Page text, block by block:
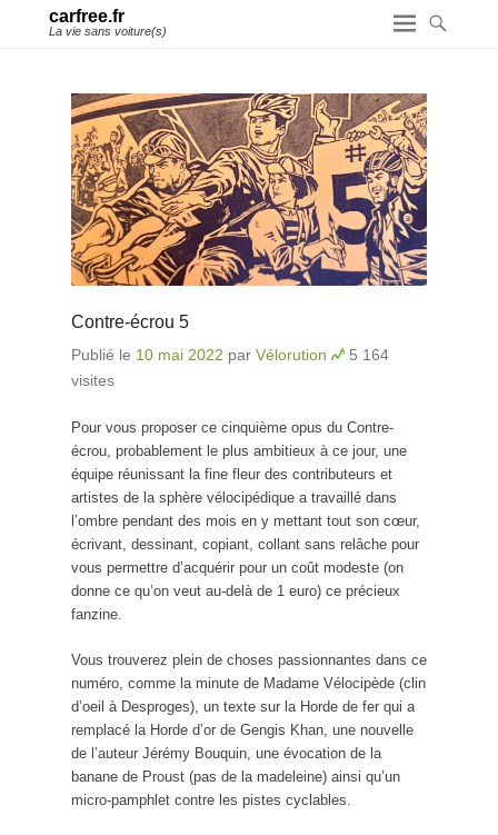
carfree.fr
La vie sans voiture(s)
Contre-écrou 5
Publié le 10 mai 2022 par Vélorution
5 164
visites
Pour vous proposer ce cinquième opus du Contre-
écrou, probablement le plus ambitieux à ce jour, une
équipe réunissant la fine fleur des contributeurs et
artistes de la sphère vélocipédique a travaillé dans
l’ombre pendant des mois en y mettant tout son cœur,
écrivant, dessinant, copiant, collant sans relâche pour
vous permettre d’acquérir pour un coût modeste (on
donne ce qu’on veut au-delà de 1 euro) ce précieux
fanzine.
Vous trouverez plein de choses passionnantes dans ce
numéro, comme la minute de Madame Vélocipède (clin
d’oeil à Desproges), un texte sur la Horde de fer qui a
remplacé la Horde d’or de Gengis Khan, une nouvelle
de l’auteur Jérémy Bouquin, une évocation de la
banane de Proust (pas de la madeleine) ainsi qu’un
micro-pamphlet contre les pistes cyclables.